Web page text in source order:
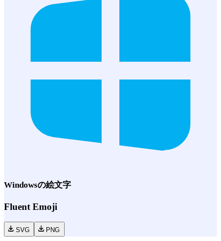
Windowsの絵文字
Fluent Emoji
SVG PNG